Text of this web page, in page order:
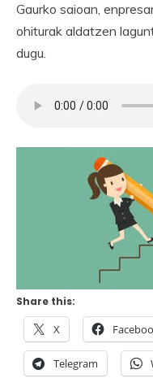
Gaurko saioan,
ohiturak aldatzen
dugu.
Share this:
X
Telegram